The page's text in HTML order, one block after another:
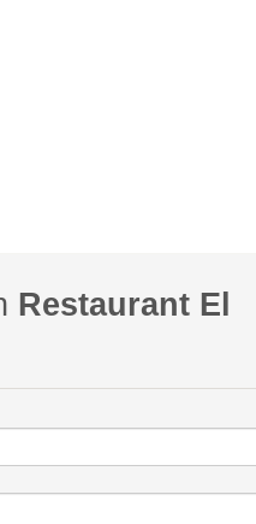
Restaurant El